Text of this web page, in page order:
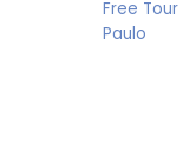
Free
Paulo